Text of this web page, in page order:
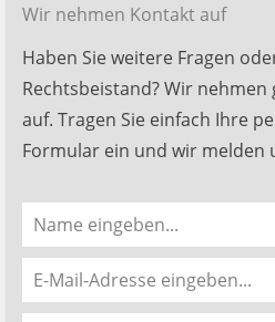
Wir nehmen Kontakt auf
Haben Sie weitere Fragen
Rechtsbeistand? Wir
auf. Tragen Sie einfach Ihre
Formular ein und wir melden